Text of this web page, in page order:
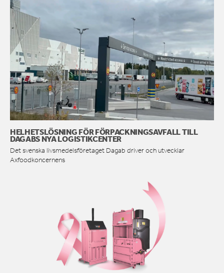
HELHETSLÖSNING FÖR FÖRPACKNINGSAVFALL TILL
DAGABS NYA LOGISTIKCENTER
Det svenska livsmedelsföretaget Dagab driver och utvecklar
Axfoodkoncernens